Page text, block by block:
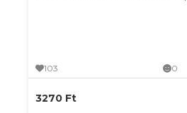
103 0
3270 Ft